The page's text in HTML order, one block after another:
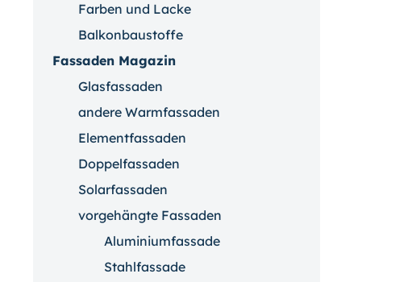
Farben und Lacke
Balkonbaustoffe
Fassaden Magazin
Glasfassaden
andere Warmfassaden
Elementfassaden
Doppelfassaden
Solarfassaden
vorgehängte Fassaden
Aluminiumfassade
Stahlfassade